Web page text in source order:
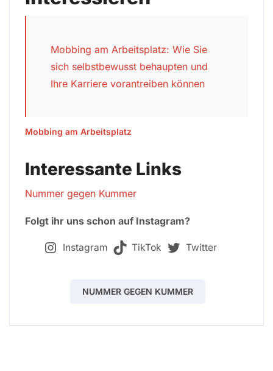
Mobbing am Arbeitsplatz: Wie Sie
sich selbstbewusst behaupten und
Ihre Karriere vorantreiben können
Mobbing am Arbeitsplatz
Interessante Links
Nummer gegen Kummer
Folgt ihr uns schon auf Instagram?
Instagram TikTok Twitter
NUMMER GEGEN KUMMER